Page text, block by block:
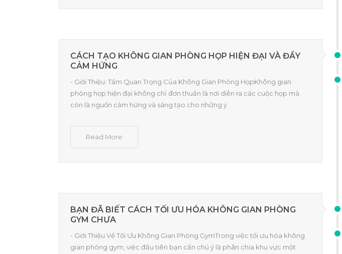
CÁCH TẠO KHÔNG GIAN PHÒNG HỌP HIỆN ĐẠI VÀ ĐẦY
CẢM HỨNG
- Giới Thiệu: Tầm Quan Trọng Của Không Gian Phòng HọpKhông gian
phòng họp hiện đại không chỉ đơn thuần là nơi diễn ra các cuộc họp mà
còn là nguồn cảm hứng và sáng tạo cho những ý
Read More
BẠN ĐÃ BIẾT CÁCH TỐI ƯU HÓA KHÔNG GIAN PHÒNG
GYM CHƯA
- Giới Thiệu Về Tối Ưu Không Gian Phòng GymTrong việc tối ưu hóa không
gian phòng gym, việc đầu tiên bạn cần chú ý là phân chia khu vực một